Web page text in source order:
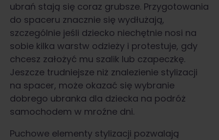
ubrań stają się coraz grubsze. Przygotowania
do spaceru znacznie się wydłużają,
szczególnie jeśli dziecko niechętnie nosi na
sobie kilka warstw odzieży i protestuje, gdy
chcesz założyć mu szalik lub czapeczkę.
Jeszcze trudniejsze niż znalezienie stylizacji
na spacer, może okazać się wybranie
dobrego ubranka dla dziecka na podróż
samochodem w mroźne dni.
Puchowe elementy stylizacji pozwalają